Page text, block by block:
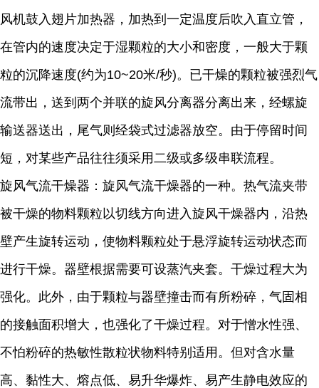
风机鼓入翅片加热器，加热到一定温度后吹入直立管，
在管内的速度决定于湿颗粒的大小和密度，一般大于颗
粒的沉降速度(约为10~20米/秒)。已干燥的颗粒被强烈气
流带出，送到两个并联的旋风分离器分离出来，经螺旋
输送器送出，尾气则经袋式过滤器放空。由于停留时间
短，对某些产品往往须采用二级或多级串联流程。
旋风气流干燥器：旋风气流干燥器的一种。热气流夹带
被干燥的物料颗粒以切线方向进入旋风干燥器内，沿热
壁产生旋转运动，使物料颗粒处于悬浮旋转运动状态而
进行干燥。器壁根据需要可设蒸汽夹套。干燥过程大为
强化。此外，由于颗粒与器壁撞击而有所粉碎，气固相
的接触面积增大，也强化了干燥过程。对于憎水性强、
不怕粉碎的热敏性散粒状物料特别适用。但对含水量
高、黏性大、熔点低、易升华爆炸、易产生静电效应的